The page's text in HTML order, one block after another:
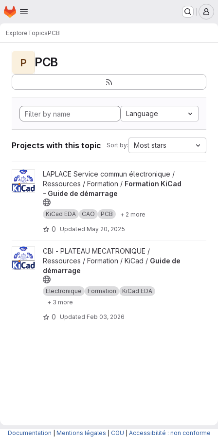
Skip to main content
Homepage
ExploreTopicsPCB
P PCB
Language
Projects with this topic Sort by: Most stars
View Formation KiCad - Guide de démarrage project
LAPLACE Service commun électronique /
Ressources / Formation / Formation KiCad
- Guide de démarrage
KiCad EDA CAO PCB + 2 more
0 Updated May 20, 2025
View Guide de démarrage project
CBI - PLATEAU MECATRONIQUE /
Ressources / Formation / KiCad / Guide de
démarrage
Electronique Formation
KiCad EDA
+ 3 more
0 Updated Feb 03, 2026
Documentation Mentions légales CGU Accessibilité : non conforme